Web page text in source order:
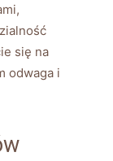
się na
odwaga i